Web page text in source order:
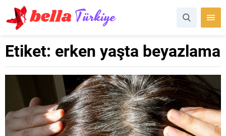
Etiket: erken yaşta beyazlama